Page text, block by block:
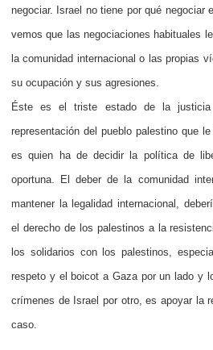
negociar. Israel no tiene por qué negociar
vemos que las negociaciones habituales
la comunidad internacional o las propias
su ocupación y sus agresiones.
Éste es el triste estado de la
representación del pueblo palestino que
es quien ha de decidir la política de
oportuna. El deber de la comunidad
mantener la legalidad internacional,
el derecho de los palestinos a la
los solidarios con los palestinos,
respeto y el boicot a Gaza por un lado y
crímenes de Israel por otro, es apoyar la
caso.